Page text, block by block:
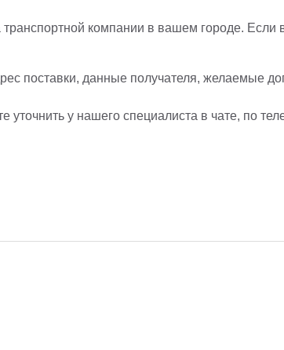
компании в вашем городе.
поставки, данные получателя, желаемые
у нашего специалиста в чате, по